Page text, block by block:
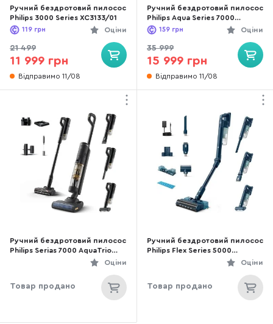
Ручний бездротовий пилосос
Philips 3000 Series XC3133/01
Оціни
119 грн
21 499
11 999 грн
Відправимо 11/08
Ручний бездротовий пилосос
Philips Aqua Series 7000
(XC7163/01)
Оціни
159 грн
35 999
15 999 грн
Відправимо 11/08
Ручний бездротовий пилосос
Philips Serias 7000 AquaTrio
Оціни
Товар продано
Ручний бездротовий пилосос
Philips Flex Series 5000
Оціни
Товар продано